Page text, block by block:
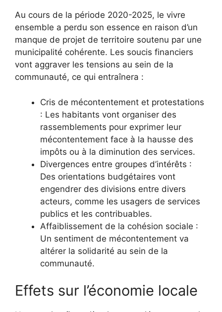
Au cours de la période 2020-2025, le vivre
ensemble a perdu son essence en raison d’un
manque de projet de territoire soutenu par une
municipalité cohérente. Les soucis financiers
vont aggraver les tensions au sein de la
communauté, ce qui entraînera :
Cris de mécontentement et protestations
: Les habitants vont organiser des
rassemblements pour exprimer leur
mécontentement face à la hausse des
impôts ou à la diminution des services.
Divergences entre groupes d’intérêts :
Des orientations budgétaires vont
engendrer des divisions entre divers
acteurs, comme les usagers de services
publics et les contribuables.
Affaiblissement de la cohésion sociale :
Un sentiment de mécontentement va
altérer la solidarité au sein de la
communauté.
Effets sur l’économie locale